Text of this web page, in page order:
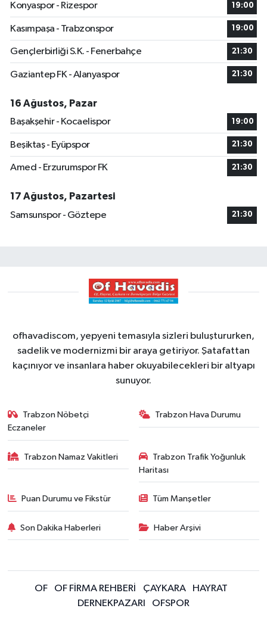
Konyaspor - Rizespor
19:00
Kasımpaşa - Trabzonspor 19:00
Gençlerbirliği S.K. - Fenerbahçe 21:30
Gaziantep FK - Alanyaspor 21:30
16 Ağustos, Pazar
Başakşehir - Kocaelispor
19:00
Beşiktaş - Eyüpspor 21:30
Amed - Erzurumspor FK 21:30
17 Ağustos, Pazartesi
Samsunspor - Göztepe
21:30
ofhavadiscom, yepyeni temasıyla sizleri buluştururken,
sadelik ve modernizmi bir araya getiriyor. Şatafattan
kaçınıyor ve insanlara haber okuyabilecekleri bir altyapı
sunuyor.
Trabzon Nöbetçi
Eczaneler
Trabzon Hava Durumu
Trabzon Namaz Vakitleri
Trabzon Trafik Yoğunluk
Haritası
Puan Durumu ve Fikstür Tüm Manşetler
Son Dakika Haberleri Haber Arşivi
OF OF FİRMA REHBERİ ÇAYKARA
HAYRAT
DERNEKPAZARI
OFSPOR